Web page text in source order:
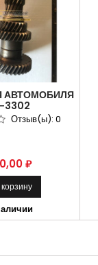
АВТОМОБИЛЯ
3302
Z 36
1701310
Отзыв(ы): 0
₽